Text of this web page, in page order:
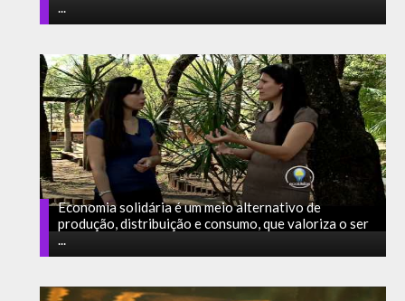
...
Economia solidária é um meio alternativo de
produção, distribuição e consumo, que valoriza o ser
...